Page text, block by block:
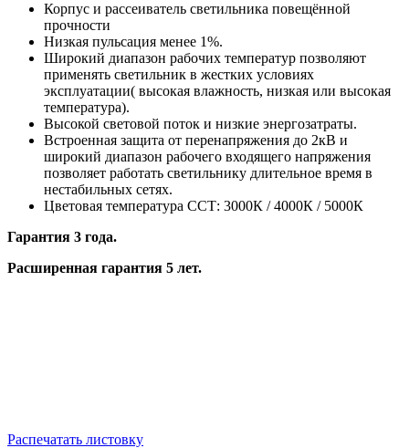
Корпус и рассеиватель светильника повещённой
прочности
Низкая пульсация менее 1%.
Широкий диапазон рабочих температур позволяют
применять светильник в жестких условиях
эксплуатации( высокая влажность, низкая или высокая
температура).
Высокой световой поток и низкие энергозатраты.
Встроенная защита от перенапряжения до 2кВ и
широкий диапазон рабочего входящего напряжения
позволяет работать светильнику длительное время в
нестабильных сетях.
Цветовая температура ССТ: 3000К / 4000К / 5000К
Гарантия 3 года.
Расширенная гарантия 5 лет.
Распечатать листовку